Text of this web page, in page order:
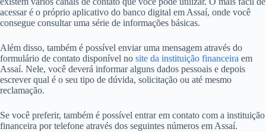
acessar é o próprio aplicativo do banco digital em Assaí, onde você
consegue consultar uma série de informações básicas.
Além disso, também é possível enviar uma mensagem através do
formulário de contato disponível no site da instituição financeira em
Assaí. Nele, você deverá informar alguns dados pessoais e depois
escrever qual é o seu tipo de dúvida, solicitação ou até mesmo
reclamação.
Se você preferir, também é possível entrar em contato com a instituição
financeira por telefone através dos seguintes números em Assaí.